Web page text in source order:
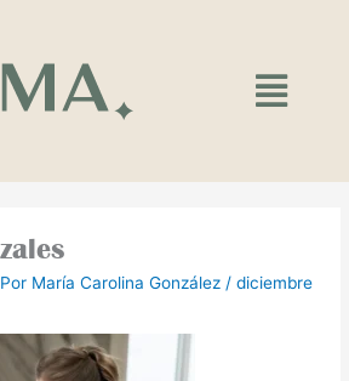
Main
Menu
María Carolina González /diciembre